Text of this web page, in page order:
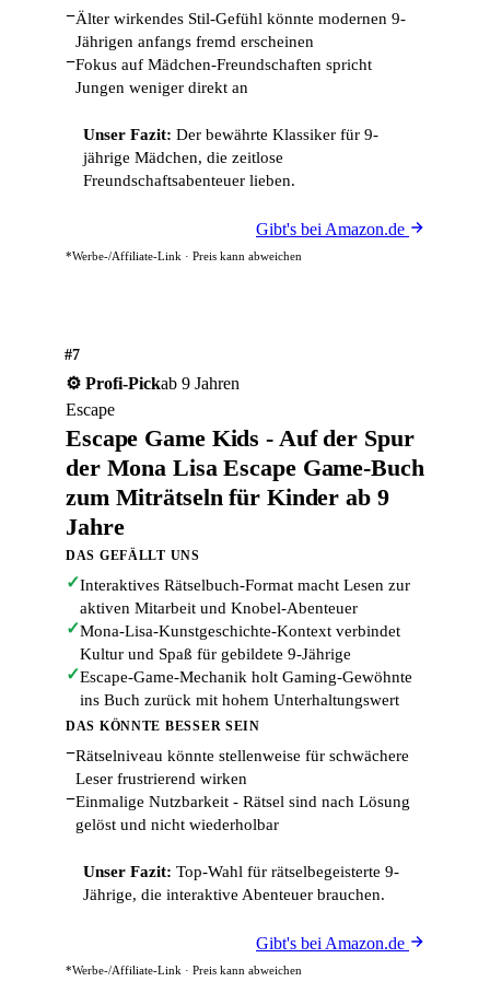
−Älter wirkendes Stil-Gefühl könnte modernen 9-
Jährigen anfangs fremd erscheinen
−Fokus auf Mädchen-Freundschaften spricht
Jungen weniger direkt an
Unser Fazit: Der bewährte Klassiker für 9-
jährige Mädchen, die zeitlose
Freundschaftsabenteuer lieben.
Gibt's bei Amazon.de
*Werbe-/Affiliate-Link · Preis kann abweichen
#7
⚙️ Profi-Pickab 9 Jahren
Escape
Escape Game Kids - Auf der Spur
der Mona Lisa Escape Game-Buch
zum Miträtseln für Kinder ab 9
Jahre
DAS GEFÄLLT UNS
✓Interaktives Rätselbuch-Format macht Lesen zur
aktiven Mitarbeit und Knobel-Abenteuer
✓Mona-Lisa-Kunstgeschichte-Kontext verbindet
Kultur und Spaß für gebildete 9-Jährige
✓Escape-Game-Mechanik holt Gaming-Gewöhnte
ins Buch zurück mit hohem Unterhaltungswert
DAS KÖNNTE BESSER SEIN
−Rätselniveau könnte stellenweise für schwächere
Leser frustrierend wirken
−Einmalige Nutzbarkeit - Rätsel sind nach Lösung
gelöst und nicht wiederholbar
Unser Fazit: Top-Wahl für rätselbegeisterte 9-
Jährige, die interaktive Abenteuer brauchen.
Gibt's bei Amazon.de
*Werbe-/Affiliate-Link · Preis kann abweichen